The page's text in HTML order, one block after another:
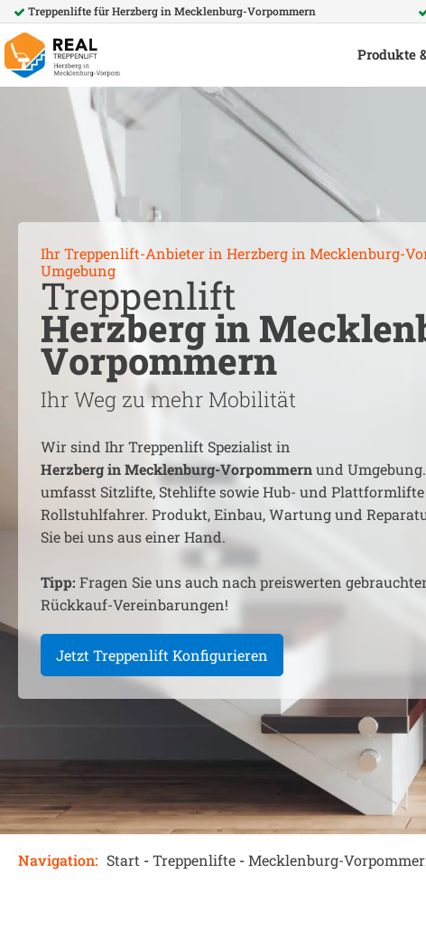
Treppenlifte fürHerzberg in Mecklenburg-Vorpommern
Produkte
Ihr Treppenlift-Anbieter in Herzberg in Mecklenburg-
Umgebung
Treppenlift
Herzberg in
Vorpommern
Ihr Weg zu mehr Mobilität
Wir sind Ihr Treppenlift Spezialist in
Herzberg in Mecklenburg-Vorpommernund
umfasst Sitzlifte, Stehlifte sowie Hub- und
Rollstuhlfahrer. Produkt, Einbau, Wartung und
Sie bei uns aus einer Hand.
Tipp: Fragen Sie uns auch nach preiswerten
Rückkauf-Vereinbarungen!
Jetzt Treppenlift Konfigurieren
Navigation: Start -Treppenlifte -Mecklenburg-